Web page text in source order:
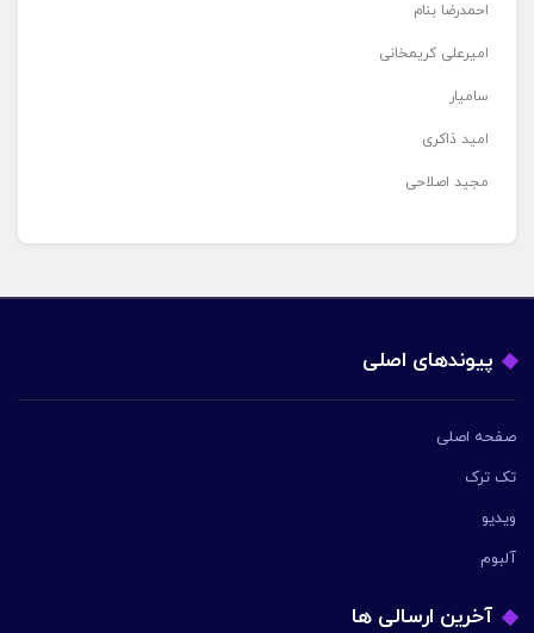
احمدرضا بنام
امیرعلی کریمخانی
سامیار
امید ذاکری
مجید اصلاحی
پیوندهای اصلی
صفحه اصلی
تک ترک
ویدیو
آلبوم
آخرین ارسالی ها